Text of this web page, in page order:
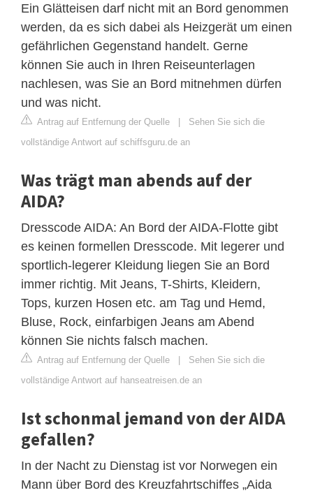
Ein Glätteisen darf nicht mit an Bord genommen
werden, da es sich dabei als Heizgerät um einen
gefährlichen Gegenstand handelt. Gerne
können Sie auch in Ihren Reiseunterlagen
nachlesen, was Sie an Bord mitnehmen dürfen
und was nicht.
Antrag auf Entfernung der Quelle | Sehen Sie sich die
vollständige Antwort auf schiffsguru.de an
Was trägt man abends auf der
AIDA?
Dresscode AIDA: An Bord der AIDA-Flotte gibt
es keinen formellen Dresscode. Mit legerer und
sportlich-legerer Kleidung liegen Sie an Bord
immer richtig. Mit Jeans, T-Shirts, Kleidern,
Tops, kurzen Hosen etc. am Tag und Hemd,
Bluse, Rock, einfarbigen Jeans am Abend
können Sie nichts falsch machen.
Antrag auf Entfernung der Quelle | Sehen Sie sich die
vollständige Antwort auf hanseatreisen.de an
Ist schonmal jemand von der AIDA
gefallen?
In der Nacht zu Dienstag ist vor Norwegen ein
Mann über Bord des Kreuzfahrtschiffes „Aida